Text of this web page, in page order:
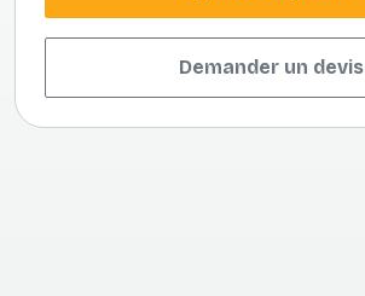
Demander un devis